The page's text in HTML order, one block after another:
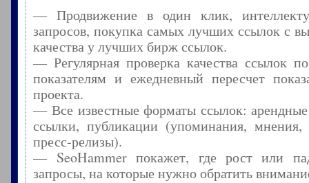
— Продвижение в один клик,
запросов, покупка самых лучших ссылок с
качества у лучших бирж ссылок.
— Регулярная проверка качества ссылок
показателям и ежедневный пересчет
проекта.
— Все известные форматы ссылок:
ссылки, публикации (упоминания, мнения,
пресс-релизы).
— SeoHammer покажет, где рост или
запросы, на которые нужно обратить